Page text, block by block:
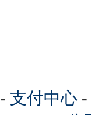
- 支付中心 -